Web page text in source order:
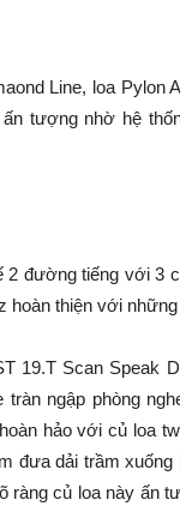
Line, loa Pylon
tượng nhờ hệ
đường tiếng với 3
hoàn thiện với
19.T Scan Speak
ngập phòng
hảo với củ loa
đưa dải trầm
ràng củ loa này ấn